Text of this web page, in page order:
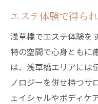
エステ選びの極
浅草橋でエ
エステ選び
自分に合う
ント
エステ体験
エステ体験で得ら
浅草橋でエステ体験を
特の空間で心身ともに
は、浅草橋エリアには
ノロジーを併せ持つサ
ェイシャルやボディケ